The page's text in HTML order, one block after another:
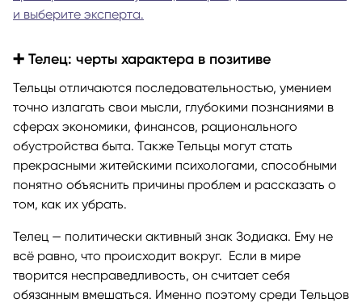
и выберите эксперта.
➕ Телец: черты характера в позитиве
Тельцы отличаются последовательностью, умением
точно излагать свои мысли, глубокими познаниями в
сферах экономики, финансов, рационального
обустройства быта. Также Тельцы могут стать
прекрасными житейскими психологами, способными
понятно объяснить причины проблем и рассказать о
том, как их убрать.
Телец — политически активный знак Зодиака. Ему не
всё равно, что происходит вокруг. Если в мире
творится несправедливость, он считает себя
обязанным вмешаться. Именно поэтому среди Тельцов